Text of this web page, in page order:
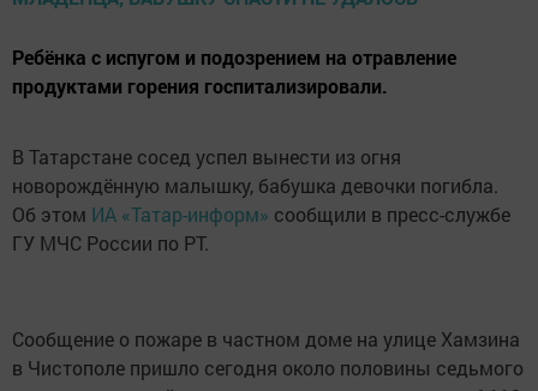
Ребёнка с испугом и подозрением на отравление
продуктами горения госпитализировали.
В Татарстане сосед успел вынести из огня
новорождённую малышку, бабушка девочки погибла.
Об этом ИА «Татар-информ» сообщили в пресс-службе
ГУ МЧС России по РТ.
Сообщение о пожаре в частном доме на улице Хамзина
в Чистополе пришло сегодня около половины седьмого